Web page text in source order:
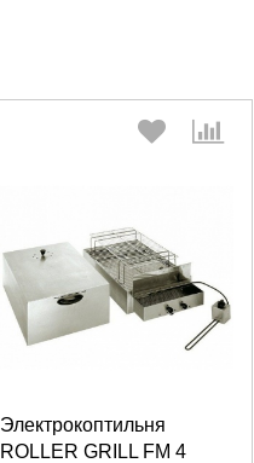
Электрокоптильня
ROLLER GRILL FM 4
Выберите количество: